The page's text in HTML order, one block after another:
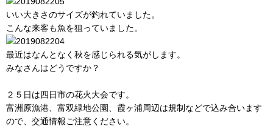
いい大きさのサイズが釣れていました。
こんな来客も魚を狙っていました。
最近はなんとなく秋を感じられる気がします。
みなさんはどうですか？
２５日は四日市の花火大会です。
富洲原漁港、富双緑地公園、霞ヶ浦周辺は規制などで込み合います
ので、交通情報ご注意ください。